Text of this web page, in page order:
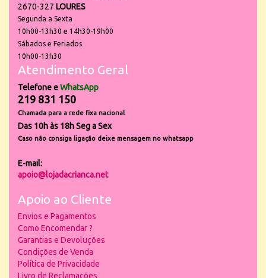
2670-327 LOURES
Segunda a Sexta
10h00-13h30 e 14h30-19h00
Sábados e Feriados
10h00-13h30
Atendimento Geral
Telefone eWhatsApp
219 831 150
Chamada para a rede fixa nacional
Das 10h às 18h Seg a Sex
Caso não consiga ligação deixe mensagem no whatsapp
E-mail:
apoio@lojadacrianca.net
Apoio ao Cliente
Envios e Pagamentos
Como Encomendar ?
Garantias e Devoluções
Condições de Venda
Política de Privacidade
Livro de Reclamações